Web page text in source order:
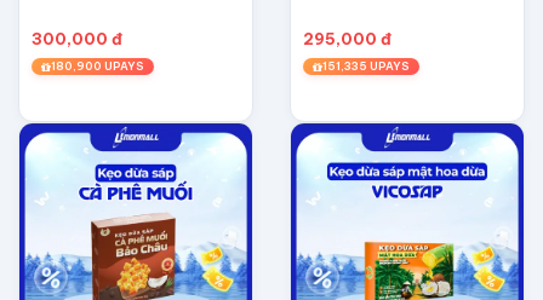
300,000 đ
180,900 UPAYS
295,000 đ
151,335 UPAYS